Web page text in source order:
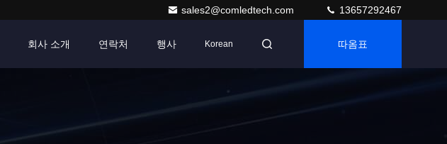
sales2@comledtech.com 13657292467
회사 소개 연락처 행사 Korean 따옴표